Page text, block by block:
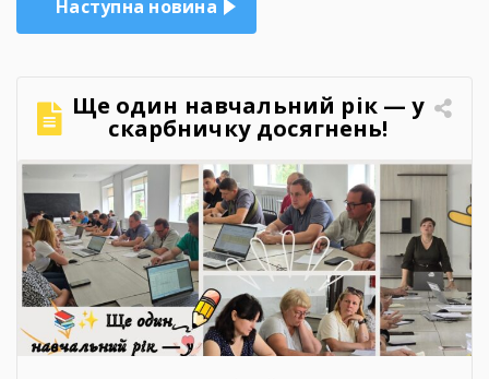
Наступна новина
Ще один навчальний рік — у
скарбничку досягнень!